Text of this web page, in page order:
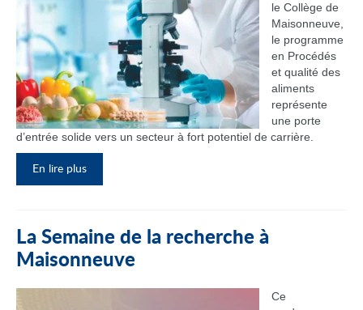
le Collège de
Maisonneuve,
le programme
en Procédés
et qualité des
aliments
représente
une porte
d’entrée solide vers un secteur à fort potentiel de carrière.
En lire plus
La Semaine de la recherche à
Maisonneuve
Ce